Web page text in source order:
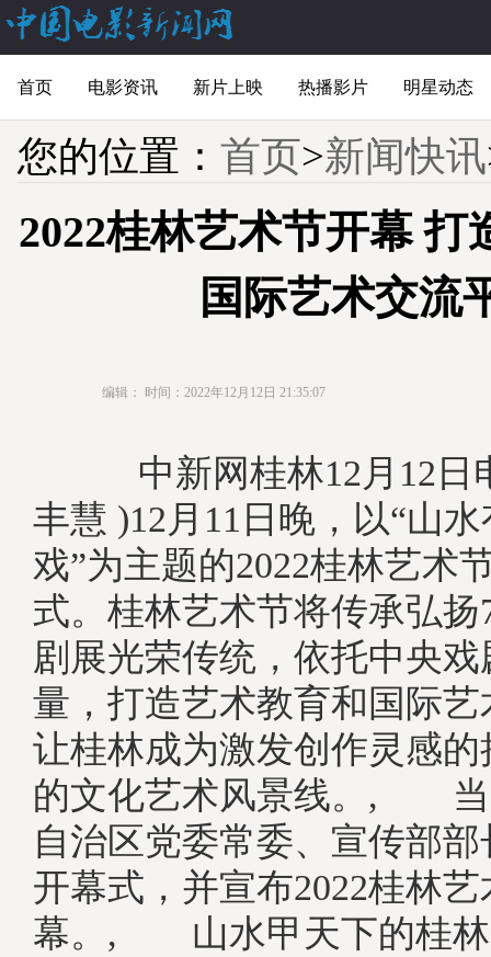
首页 电影资讯 新片上映 热播影片 明星动态
您的位置： 首页>新闻快讯
2022桂林艺术节开幕 打
国际艺术交流
编辑： 时间：2022年12月12日 21:35:07
中新网桂林12月12日
丰慧 )12月11日晚，以“山
戏”为主题的2022桂林艺术
式。桂林艺术节将传承弘扬
剧展光荣传统，依托中央
量，打造艺术教育和国际
让桂林成为激发创作灵感
的文化艺术风景线。, 当
自治区党委常委、宣传部
开幕式，并宣布2022桂林
幕。, 山水甲天下的桂林